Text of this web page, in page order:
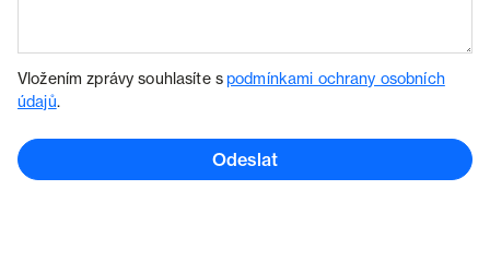
Vložením zprávy souhlasíte spodmínkami ochrany osobních
údajů.
Odeslat